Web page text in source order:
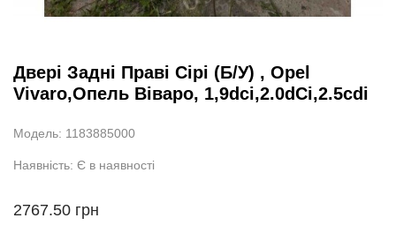
Двері Задні Праві Сірі (Б/У) , Opel
Vivaro,Опель Віваро, 1,9dci,2.0dCi,2.5cdi
Модель: 1183885000
Наявність: Є в наявності
2767.50 грн